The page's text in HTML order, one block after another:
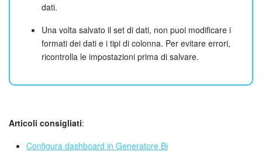
dati.
Una volta salvato il set di dati, non puoi modificare i
formati dei dati e i tipi di colonna. Per evitare errori,
ricontrolla le impostazioni prima di salvare.
Articoli consigliati:
Configura dashboard in Generatore Bi